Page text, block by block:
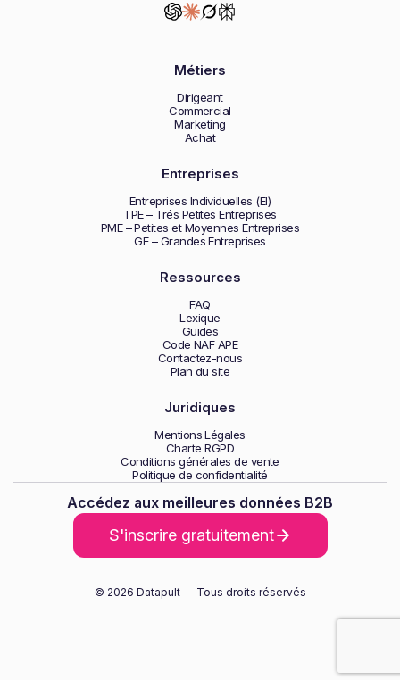
Métiers
Dirigeant
Commercial
Marketing
Achat
Entreprises
Entreprises Individuelles (EI)
TPE – Trés Petites Entreprises
PME – Petites et Moyennes Entreprises
GE – Grandes Entreprises
Ressources
FAQ
Lexique
Guides
Code NAF APE
Contactez-nous
Plan du site
Juridiques
Mentions Légales
Charte RGPD
Conditions générales de vente
Politique de confidentialité
Accédez aux meilleures données B2B
S'inscrire gratuitement
© 2026 Datapult — Tous droits réservés